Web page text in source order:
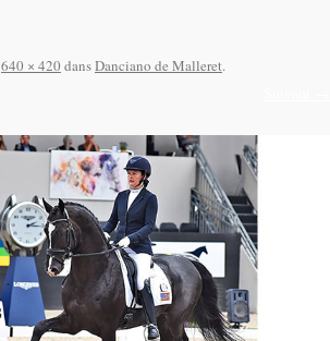
640 × 420 dansDanciano de Malleret.